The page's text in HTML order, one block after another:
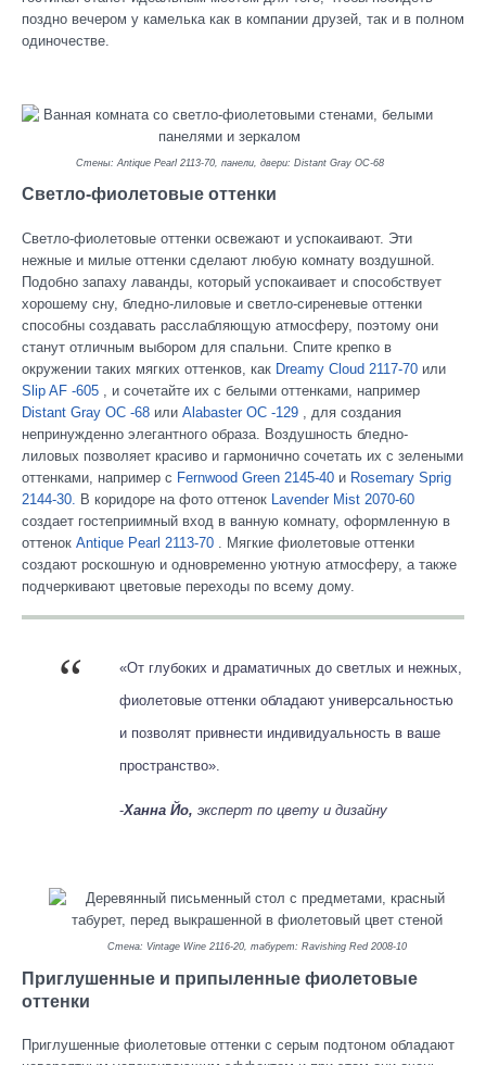
поздно вечером у камелька как в компании друзей, так и в полном
одиночестве.
Стены: Antique Pearl 2113-70, панели, двери: Distant Gray OC-68
Светло-фиолетовые оттенки
Светло-фиолетовые оттенки освежают и успокаивают. Эти
нежные и милые оттенки сделают любую комнату воздушной.
Подобно запаху лаванды, который успокаивает и способствует
хорошему сну, бледно-лиловые и светло-сиреневые оттенки
способны создавать расслабляющую атмосферу, поэтому они
станут отличным выбором для спальни. Спите крепко в
окружении таких мягких оттенков, как Dreamy Cloud 2117-70 или
Slip AF -605
, и сочетайте их с белыми оттенками, например
Distant Gray OC -68 или Alabaster OC -129
, для создания
непринужденно элегантного образа. Воздушность бледно-
лиловых позволяет красиво и гармонично сочетать их с зелеными
оттенками, например с Fernwood Green 2145-40 и Rosemary Sprig
2144-30.
В коридоре на фото оттенок
Lavender Mist 2070-60
создает гостеприимный вход в ванную комнату, оформленную в
оттенок Antique Pearl 2113-70
. Мягкие фиолетовые оттенки
создают роскошную и одновременно уютную атмосферу, а также
подчеркивают цветовые переходы по всему дому.
«От глубоких и драматичных до светлых и нежных,
фиолетовые оттенки обладают универсальностью
и позволят привнести индивидуальность в ваше
пространство».
-Ханна Йо, эксперт по цвету и дизайну
Стена: Vintage Wine 2116-20, табурет: Ravishing Red 2008-10
Приглушенные и припыленные фиолетовые
оттенки
Приглушенные фиолетовые оттенки с серым подтоном обладают